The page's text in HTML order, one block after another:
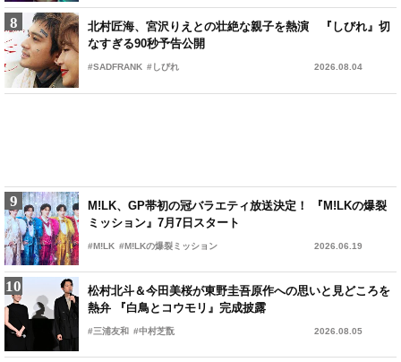
8
夏BLが真っ盛り！ 胸キュンも感動も運んでくれるおすす
めドラマ3選
#BL #コントラスト 2026.08.07
9
Mrs. GREEN APPLE、大森元貴が『スパイダーマン』主
題歌制作の舞台裏を告白「ケヴィン・ファイギとメール
#Mrs. GREEN APPLE #スパイダーマン：ブランド・ニュー・デイ 2026.08.03
10
JO初主演主演映画『ワンダンス』、主題歌は&TEAM「For
us」に決定！
#&TEAM #JO 2026.08.03
8
北村匠海、宮沢りえとの壮絶な親子を熱演 『しびれ』切
なすぎる90秒予告公開
#SADFRANK #しびれ 2026.08.04
9
M!LK、GP帯初の冠バラエティ放送決定！ 『M!LKの爆裂
ミッション』7月7日スタート
#M!LK #M!LKの爆裂ミッション 2026.06.19
10
松村北斗＆今田美桜が東野圭吾原作への思いと見どころを
熱弁 『白鳥とコウモリ』完成披露
#三浦友和 #中村芝翫 2026.08.05